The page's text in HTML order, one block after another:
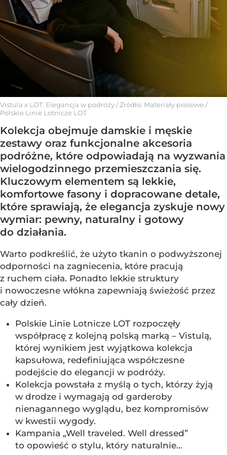
Vistula x LOT: Elegancja w podróży/ Źródło: Materiały prasowe /
Polskie Linie Lotnicze LOT
Kolekcja obejmuje damskie i męskie
zestawy oraz funkcjonalne akcesoria
podróżne, które odpowiadają na wyzwania
wielogodzinnego przemieszczania się.
Kluczowym elementem są lekkie,
komfortowe fasony i dopracowane detale,
które sprawiają, że elegancja zyskuje nowy
wymiar: pewny, naturalny i gotowy
do działania.
Warto podkreślić, że użyto tkanin o podwyższonej
odporności na zagniecenia, które pracują
z ruchem ciała. Ponadto lekkie struktury
i nowoczesne włókna zapewniają świeżość przez
cały dzień.
Polskie Linie Lotnicze LOT rozpoczęły
współpracę z kolejną polską marką – Vistulą,
której wynikiem jest wyjątkowa kolekcja
kapsułowa, redefiniująca współczesne
podejście do elegancji w podróży.
Kolekcja powstała z myślą o tych, którzy żyją
w drodze i wymagają od garderoby
nienagannego wyglądu, bez kompromisów
w kwestii wygody.
Kampania „Well traveled. Well dressed”
to opowieść o stylu, który naturalnie...